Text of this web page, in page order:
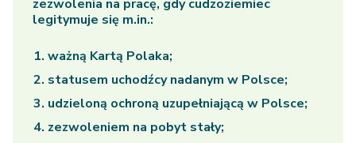
zezwolenia na pracę, gdy cudzoziemiec
legitymuje się m.in.:
ważną Kartą Polaka;
statusem uchodźcy nadanym w Polsce;
udzieloną ochroną uzupełniającą w Polsce;
zezwoleniem na pobyt stały;